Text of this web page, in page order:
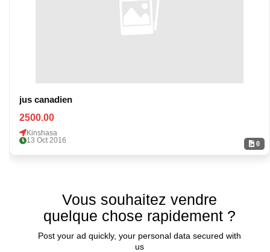
0
jus canadien
2500.00
Kinshasa
13 Oct 2016
Vous souhaitez vendre
quelque chose rapidement ?
Post your ad quickly, your personal data secured with
us